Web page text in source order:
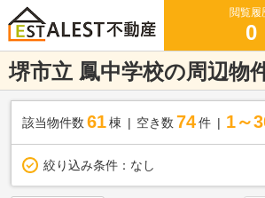
閲覧履
0
堺市立 鳳中学校の周辺物
該当物件数 61棟 空き数 74 件 1～
絞り込み条件： なし